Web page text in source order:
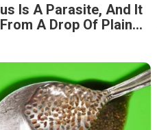
Is A Parasite, And It
A Drop Of Plain...